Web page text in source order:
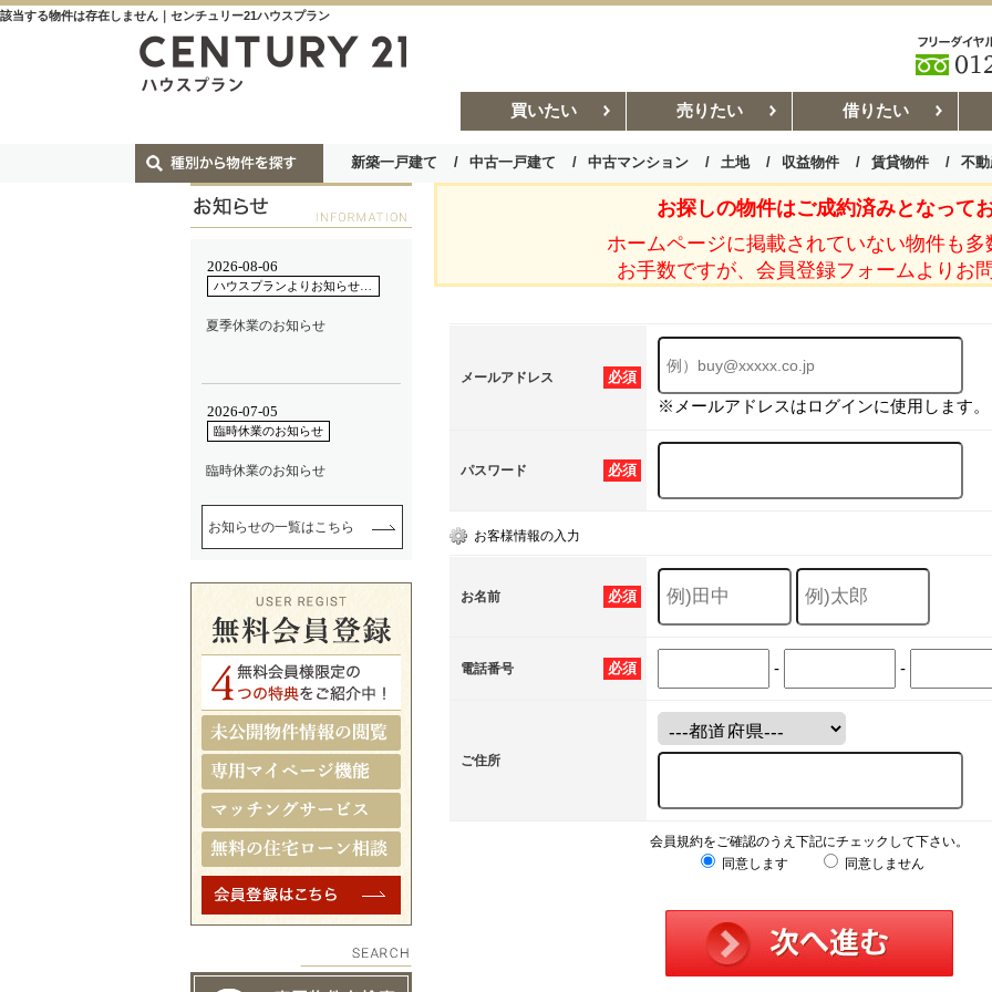
該当する物件は存在しません｜センチュリー21ハウスプラン
買いたい 売りたい 借りたい
新築一戸建て 中古一戸建て 中古マンション 土地 収益物件 賃貸物件 不
お部屋探しコラム 賃貸管理コ
お探しの物件はご成約済みとなってお
ホームページに掲載されていない物件も多
お手数ですが、会員登録フォームよりお
必須
メールアドレス
※メールアドレスはログインに使用します。
必須
パスワード
お客様情報の入力
必須
お名前
必須
電話番号 - -
ご住所
会員規約をご確認のうえ下記にチェックして下さい。
同意します
同意しません
お知らせの一覧はこちら